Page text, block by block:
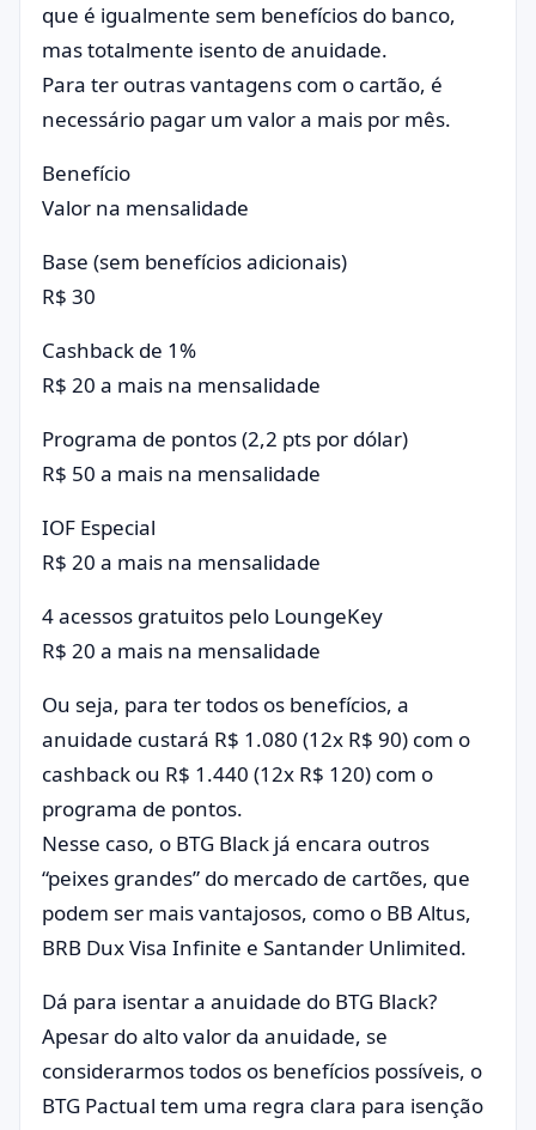
que é igualmente sem benefícios do banco,
mas totalmente isento de anuidade.
Para ter outras vantagens com o cartão, é
necessário pagar um valor a mais por mês.
Benefício
Valor na mensalidade
Base (sem benefícios adicionais)
R$ 30
Cashback de 1%
R$ 20 a mais na mensalidade
Programa de pontos (2,2 pts por dólar)
R$ 50 a mais na mensalidade
IOF Especial
R$ 20 a mais na mensalidade
4 acessos gratuitos pelo LoungeKey
R$ 20 a mais na mensalidade
Ou seja, para ter todos os benefícios, a
anuidade custará R$ 1.080 (12x R$ 90) com o
cashback ou R$ 1.440 (12x R$ 120) com o
programa de pontos.
Nesse caso, o BTG Black já encara outros
“peixes grandes” do mercado de cartões, que
podem ser mais vantajosos, como o BB Altus,
BRB Dux Visa Infinite e Santander Unlimited.
Dá para isentar a anuidade do BTG Black?
Apesar do alto valor da anuidade, se
considerarmos todos os benefícios possíveis, o
BTG Pactual tem uma regra clara para isenção